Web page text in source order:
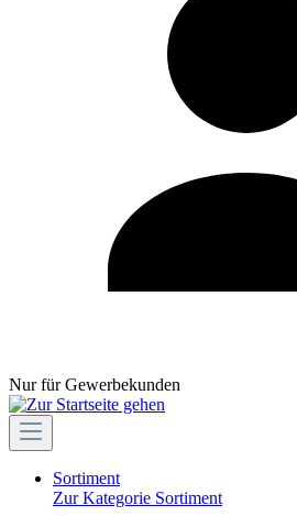
Nur für Gewerbekunden
Sortiment
Zur Kategorie Sortiment